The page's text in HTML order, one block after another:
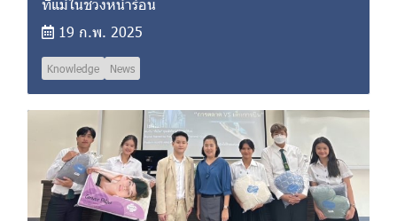
ที่แม้ในช่วงหน้าร้อน
19 ก.พ. 2025
Knowledge News